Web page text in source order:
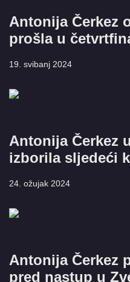
Antonija Čerkez
prošla u
19. svibanj 2024
Antonija Čerkez
izborila sljedeći
24. ožujak 2024
Antonija Čerkez
pred nastup u